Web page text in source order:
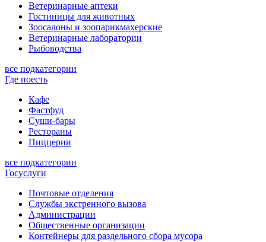
Ветеринарные аптеки
Гостиницы для животных
Зоосалоны и зоопарикмахерские
Ветеринарные лаборатории
Рыбоводства
все подкатегории
Где поесть
Кафе
Фастфуд
Суши-бары
Рестораны
Пиццерии
все подкатегории
Госуслуги
Почтовые отделения
Службы экстренного вызова
Администрации
Общественные организации
Контейнеры для раздельного сбора мусора